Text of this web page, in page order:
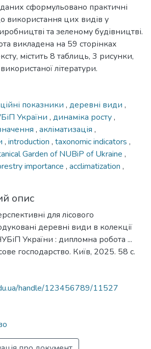
сформульовано практичні
використання цих видів у
та зеленому будівництві.
викладена на 59 сторінках
містить 8 таблиць, 3 рисунки,
літератури.
показники , деревні види ,
України , динаміка росту,
, акліматизація ,
, introduction , taxonomic indicators ,
Garden of NUBiP of Ukraine ,
importance , acclimatization ,
опис
для лісового
деревні види в колекції
України : дипломна робота ...
господарство. Київ, 2025. 58 с.
handle/123456789/11527